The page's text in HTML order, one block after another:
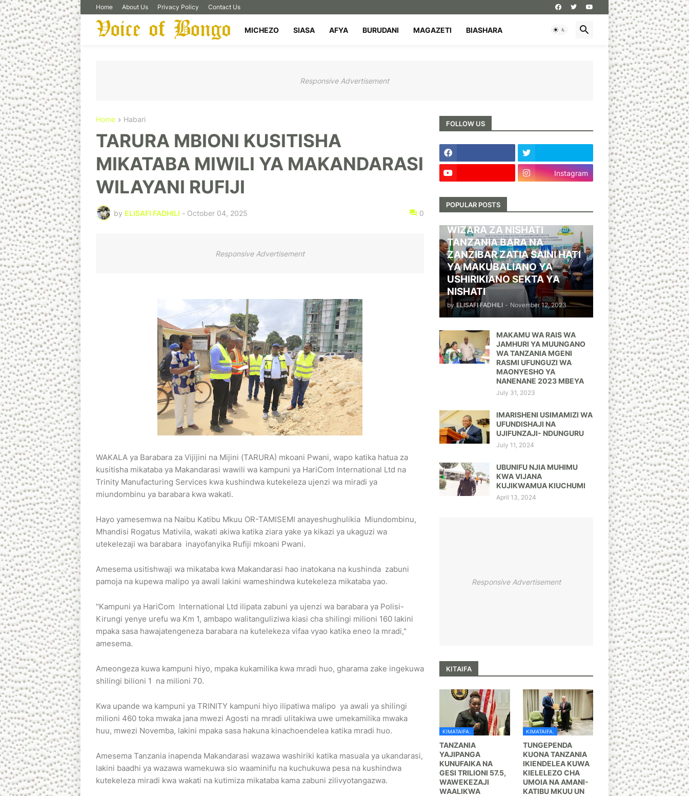
Home About Us Privacy Policy Contact Us
MICHEZO SIASA AFYA BURUDANI MAGAZETI BIASHARA
Responsive Advertisement
Home Habari
TARURA MBIONI KUSITISHA
MIKATABA MIWILI YA MAKANDARASI
WILAYANI RUFIJI
by ELISAFI FADHILI - October 04, 2025 0
Responsive Advertisement
WAKALA ya Barabara za Vijijini na Mijini (TARURA) mkoani Pwani, wapo katika hatua za
kusitisha mikataba ya Makandarasi wawili wa kampuni ya HariCom International Ltd na
Trinity Manufacturing Services kwa kushindwa kutekeleza ujenzi wa miradi ya
miundombinu ya barabara kwa wakati.
Hayo yamesemwa na Naibu Katibu Mkuu OR-TAMISEMI anayeshughulikia Miundombinu,
Mhandisi Rogatus Mativila, wakati akiwa katika ziara yake ya kikazi ya ukaguzi wa
utekelezaji wa barabara inayofanyika Rufiji mkoani Pwani.
Amesema usitishwaji wa mikataba kwa Makandarasi hao inatokana na kushinda zabuni
pamoja na kupewa malipo ya awali lakini wameshindwa kutekeleza mikataba yao.
"Kampuni ya HariCom International Ltd ilipata zabuni ya ujenzi wa barabara ya Polisi-
Kirungi yenye urefu wa Km 1, ambapo walitanguliziwa kiasi cha shilingi milioni 160 lakini
mpaka sasa hawajatengeneza barabara na kutelekeza vifaa vyao katika eneo la mradi,"
amesema.
Ameongeza kuwa kampuni hiyo, mpaka kukamilika kwa mradi huo, gharama zake ingekuwa
shilingi bilioni 1 na milioni 70.
Kwa upande wa kampuni ya TRINITY kampuni hiyo ilipatiwa malipo ya awali ya shilingi
milioni 460 toka mwaka jana mwezi Agosti na mradi ulitakiwa uwe umekamilika mwaka
huu, mwezi Novemba, lakini mpaka sasa hakuna kinachoendelea katika mradi huo.
Amesema Tanzania inapenda Makandarasi wazawa washiriki katika masuala ya ukandarasi,
lakini baadhi ya wazawa wamekuwa sio waaminifu na kuchukuwa pesa na kushindwa
kutekeleza miradi kwa wakati na kutimiza mikataba kama zabuni zilivyotangazwa.
FOLLOW US
Instagram
POPULAR POSTS
WIZARA ZA NISHATI
TANZANIA BARA NA
ZANZIBAR ZATIA SAINI HATI
YA MAKUBALIANO YA
USHIRIKIANO SEKTA YA
NISHATI
by ELISAFI FADHILI - November 12, 2023
MAKAMU WA RAIS WA
JAMHURI YA MUUNGANO
WA TANZANIA MGENI
RASMI UFUNGUZI WA
MAONYESHO YA
NANENANE 2023 MBEYA
July 31, 2023
IMARISHENI USIMAMIZI WA
UFUNDISHAJI NA
UJIFUNZAJI- NDUNGURU
July 11, 2024
UBUNIFU NJIA MUHIMU
KWA VIJANA
KUJIKWAMUA KIUCHUMI
April 13, 2024
Responsive Advertisement
KITAIFA
KIMATAIFA.
TANZANIA
YAJIPANGA
KUNUFAIKA NA
GESI TRILIONI 57.5,
WAWEKEZAJI
WAALIKWA
KIMATAIFA.
TUNGEPENDA
KUONA TANZANIA
IKIENDELEA KUWA
KIELELEZO CHA
UMOIA NA AMANI-
KATIBU MKUU UN